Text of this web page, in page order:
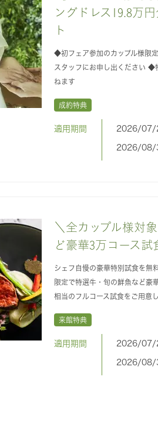
ングドレス19.8万
ト
◆初フェア参加のカップル様限
スタッフにお申し出ください ◆
ねます
成約特典
適用期間 2026/07/
2026/08/
＼全カップル様対
ど豪華3万コース試
シェフ自慢の豪華特別試食を無
限定で特選牛・旬の鮮魚など豪
相当のフルコース試食をご用意し
来館特典
適用期間 2026/07/
2026/08/